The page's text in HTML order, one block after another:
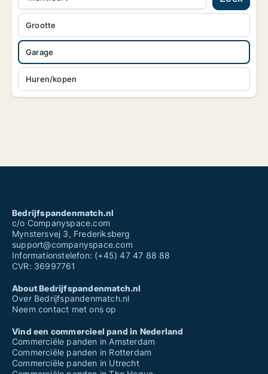
Garage
Huren/kopen
Grootte
Bedrijfspandenmatch.nl
c/o Companyspace.com
Mynstersvej 3, Frederiksberg
support@companyspace.com
Informationstelefon: (+45) 47 47 88 88
CVR: 36997761
About Bedrijfspandenmatch.nl
Over Bedrijfspandenmatch.nl
Neem contact met ons op
Vind een commercieel pand in Nederland
Commerciële panden in Amsterdam
Commerciële panden in Rotterdam
Commerciële panden in Utrecht